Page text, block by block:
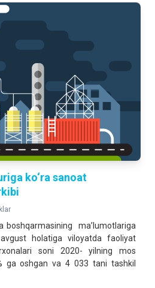
ko‘ra sanoat
boshqarmasining ma’lumotlariga
holatiga viloyatda faoliyat
soni 2020- yilning mos
ga oshgan va 4 033 tani tashkil